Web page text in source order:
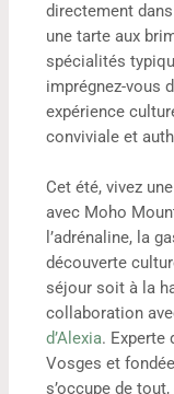
directement
une tarte aux
spécialités
imprégnez-vous
expérience
conviviale et
Cet été, vivez
avec Moho
l’adrénaline, la
découverte
séjour soit à la
collaboration
d’Alexia. Experte
Vosges et
s’occupe de